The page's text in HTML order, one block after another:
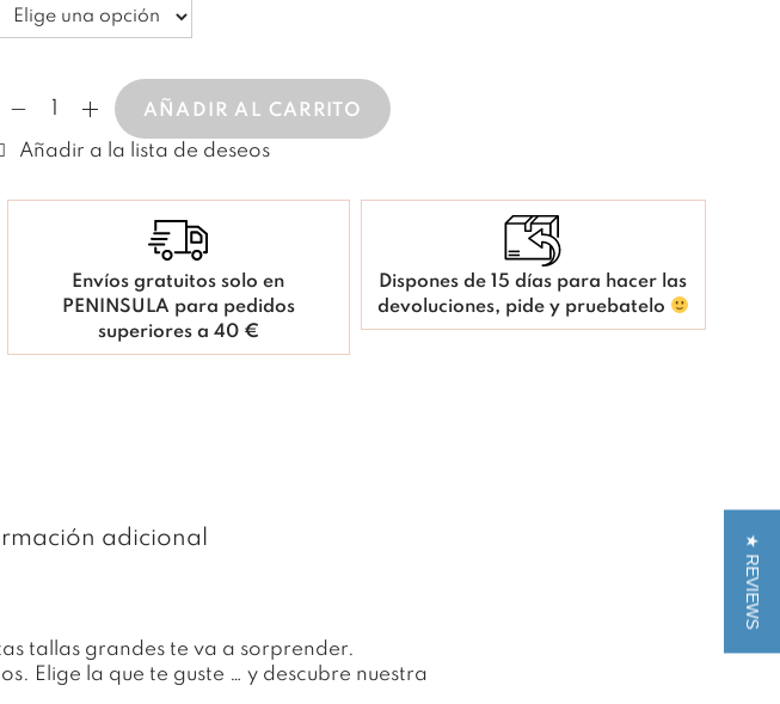
AÑADIR AL CARRITO
Envíos gratuitos solo en
PENINSULA para pedidos
superiores a 40 €
Dispones de 15 días para hacer las
devoluciones, pide y pruebatelo
adicional
tallas grandes te va a sorprender.
Elige la que te guste … y descubre nuestra
★ REVIEWS